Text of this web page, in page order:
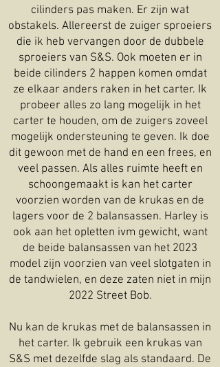
cilinders pas maken. Er zijn wat
obstakels. Allereerst de zuiger sproeiers
die ik heb vervangen door de dubbele
sproeiers van S&S. Ook moeten er in
beide cilinders 2 happen komen omdat
ze elkaar anders raken in het carter. Ik
probeer alles zo lang mogelijk in het
carter te houden, om de zuigers zoveel
mogelijk ondersteuning te geven. Ik doe
dit gewoon met de hand en een frees, en
veel passen. Als alles ruimte heeft en
schoongemaakt is kan het carter
voorzien worden van de krukas en de
lagers voor de 2 balansassen. Harley is
ook aan het opletten ivm gewicht, want
de beide balansassen van het 2023
model zijn voorzien van veel slotgaten in
de tandwielen, en deze zaten niet in mijn
2022 Street Bob.
Nu kan de krukas met de balansassen in
het carter. Ik gebruik een krukas van
S&S met dezelfde slag als standaard. De